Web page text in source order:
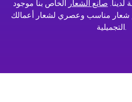
لدينا. صانع الشعار الخاص بنا موجود
شعار مناسب وعصري لشعار أعمالك
التجميلية.